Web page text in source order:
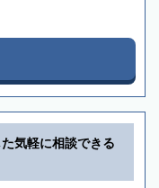
気軽に相談できる